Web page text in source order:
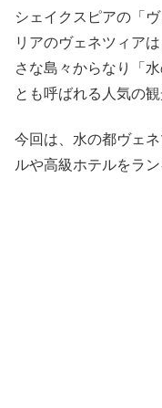
シェイクスピアの「
リアのヴェネツィア
さな島々からなり「
とも呼ばれる人気の観
今回は、水の都ヴェ
ルや高級ホテルをラ